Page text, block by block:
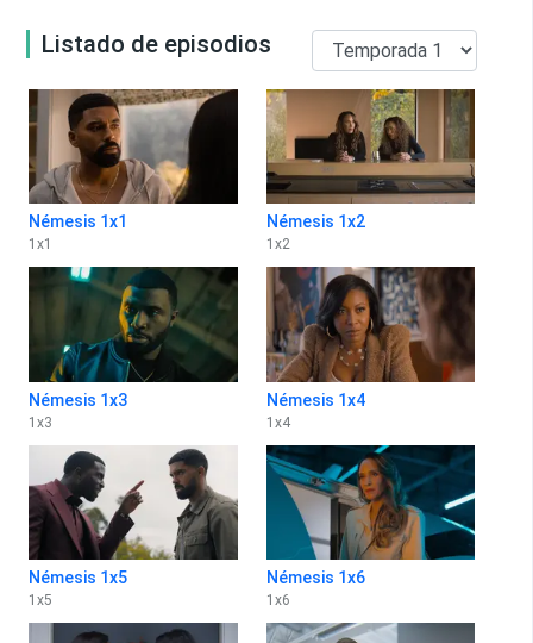
Listado de episodios
Némesis 1x1
1 x1
Némesis 1x2
1 x2
Némesis 1x3
1 x3
Némesis 1x4
1 x4
Némesis 1x5
1 x5
Némesis 1x6
1 x6